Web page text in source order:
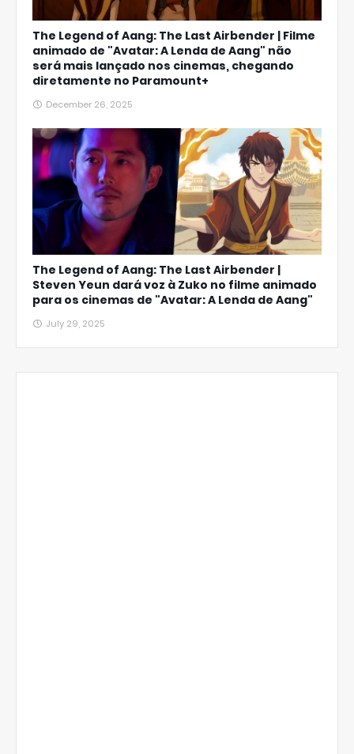
The Legend of Aang: The Last Airbender | Filme
animado de "Avatar: A Lenda de Aang" não
será mais lançado nos cinemas, chegando
diretamente no Paramount+
December 26, 2025
The Legend of Aang: The Last Airbender |
Steven Yeun dará voz à Zuko no filme animado
para os cinemas de "Avatar: A Lenda de Aang"
July 29, 2025